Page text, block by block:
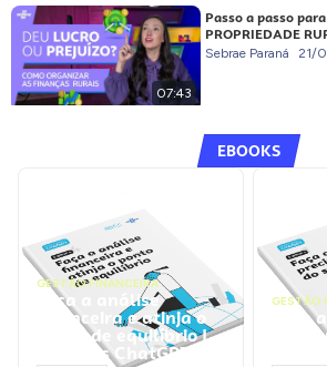
07:43
Passo a passo
PROPRIEDADE
Sebrae Paraná 21/
EBOOKS
GESTÃO FINANCEIRA
Faça a análise
financeira e atinja o
ponto de equilíbrio |
Prompts ChatGPT
GESTÃO
Faça
seu